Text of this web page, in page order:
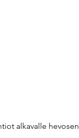
alkavalle hevosen